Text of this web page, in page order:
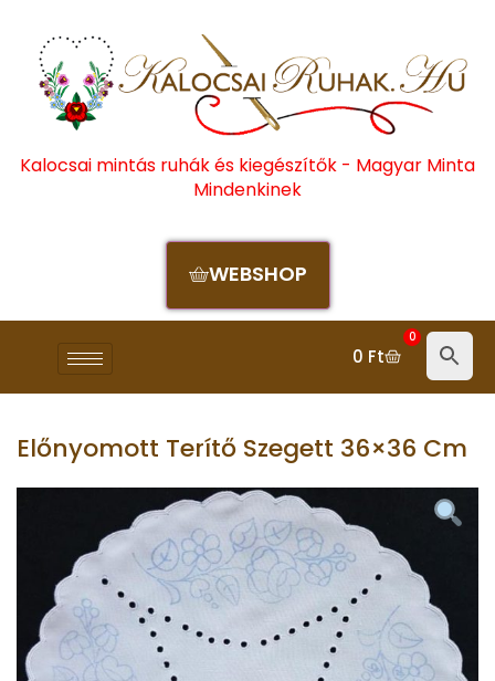
Kalocsai mintás ruhák és kiegészítők - Magyar Minta
Mindenkinek
WEBSHOP
0 Ft
0
Előnyomott Terítő Szegett 36×36 Cm